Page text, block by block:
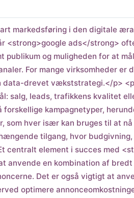
markedsføring i den digitale
<strong>google ads</strong>
publikum og muligheden for at
For mange virksomheder er
data-drevet vækststrategi.</p>
salg, leads, trafikkens kvalitet
kampagnetyper,
som hver især kan bruges til at
tilgang, hvor
centralt element i succes med
anvende en kombination af
Det er også vigtigt at
optimere